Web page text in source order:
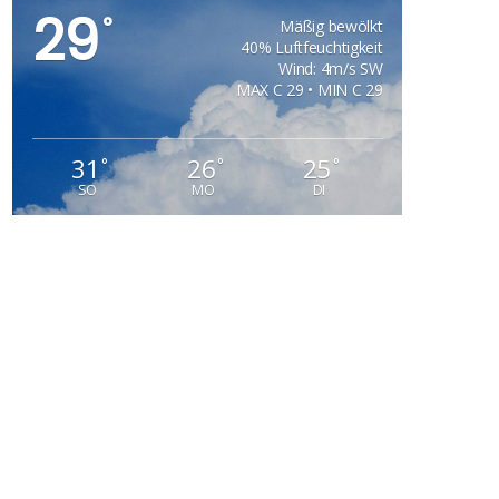
29°
Mäßig bewölkt
40% Luftfeuchtigkeit
Wind: 4m/s SW
MAX C 29 • MIN C 29
31°
SO
26°
MO
25 °
DI